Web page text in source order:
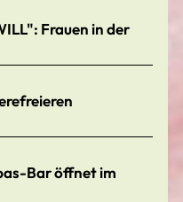
Frauen in der
Bar öffnet im